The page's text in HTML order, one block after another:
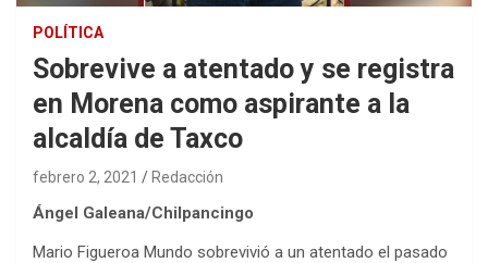
POLÍTICA
Sobrevive a atentado y se registra
en Morena como aspirante a la
alcaldía de Taxco
febrero 2, 2021 Redacción
Ángel Galeana/Chilpancingo
Mario Figueroa Mundo sobrevivió a un atentado el pasado